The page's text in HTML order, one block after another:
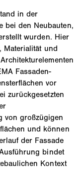
in der
bei den Neubauten,
wurden. Hier
Materialität und
Fassaden-
vor
zurückgesetzten
von großzügigen
und können
der Fassade
bindet
Kontext